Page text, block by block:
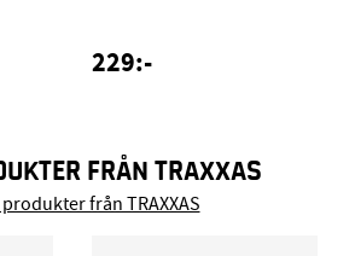
229:-
FRÅN TRAXXAS
från TRAXXAS